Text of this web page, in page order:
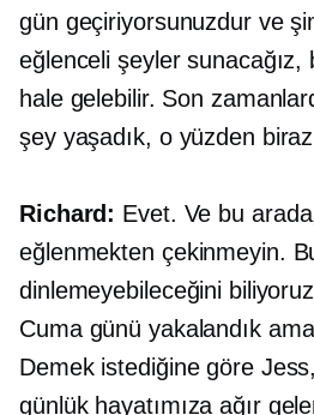
gün geçiriyorsunuzdur ve
eğlenceli şeyler sunacağız,
hale gelebilir. Son
şey yaşadık, o yüzden biraz
Richard: Evet. Ve bu
eğlenmekten çekinmeyin.
dinlemeyebileceğini
Cuma günü yakalandık
Demek istediğine göre
günlük hayatımıza ağır